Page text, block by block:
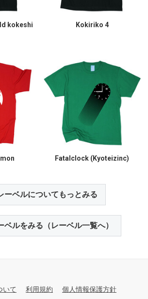
kokeshi
Kokiriko 4
Fatalclock (Kyoteizinc)
ーベルについてもっとみる
ベルをみる（レーベル一覧へ）
いて 利用規約 個人情報保護方針